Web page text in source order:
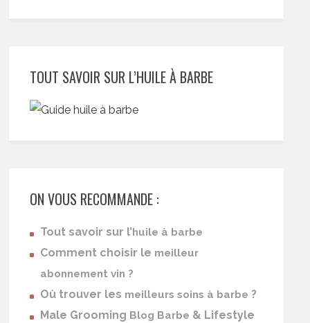
TOUT SAVOIR SUR L’HUILE À BARBE
ON VOUS RECOMMANDE :
Tout savoir sur l’huile à barbe
Comment choisir le meilleur
abonnement vin ?
Où trouver les meilleurs soins à barbe ?
Male Grooming Blog Barbe & Lifestyle